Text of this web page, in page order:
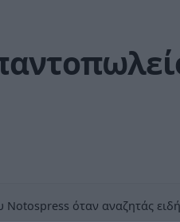
όταν αναζητάς